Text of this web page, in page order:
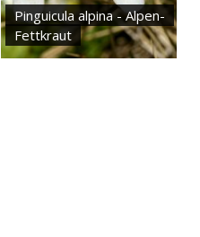
Pinguicula alpina - Alpen-
Fettkraut